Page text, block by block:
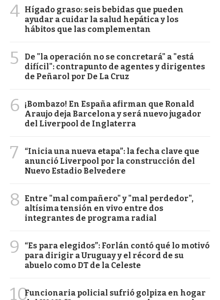
4 Hígado graso: seis bebidas que pueden
ayudar a cuidar la salud hepática y los
hábitos que las complementan
5
De "la operación no se concretará" a "está
difícil": contrapunto de agentes y dirigentes
de Peñarol por De La Cruz
6
¡Bombazo! En España afirman que Ronald
Araujo deja Barcelona y será nuevo jugador
del Liverpool de Inglaterra
7
“Inicia una nueva etapa”: la fecha clave que
anunció Liverpool por la construcción del
Nuevo Estadio Belvedere
8
Entre "mal compañero" y "mal perdedor",
altísima tensión en vivo entre dos
integrantes de programa radial
9
“Es para elegidos”: Forlán contó qué lo motivó
para dirigir a Uruguay y el récord de su
abuelo como DT de la Celeste
10Funcionaria policial sufrió golpiza en hogar